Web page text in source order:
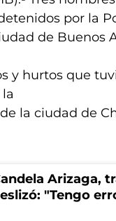
por la
de Buenos
y hurtos que
la ciudad de
Arizaga,
"Tengo